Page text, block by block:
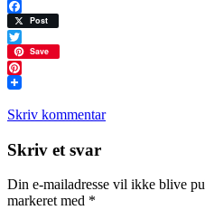
Facebook
Post
Twitter
Save
Pinterest
Skriv kommentar
Læserinteraktioner
Skriv et svar
Din e-mailadresse vil ikke blive
markeret med *